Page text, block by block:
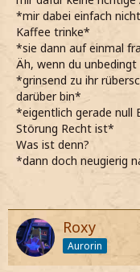
*mir dabei einfach
Kaffee trinke*
*sie dann auf einmal
Äh, wenn du
*grinsend zu ihr
darüber bin*
*eigentlich gerade null
Störung Recht ist*
Was ist denn?
*dann doch neugierig
Roxy
Aurorin